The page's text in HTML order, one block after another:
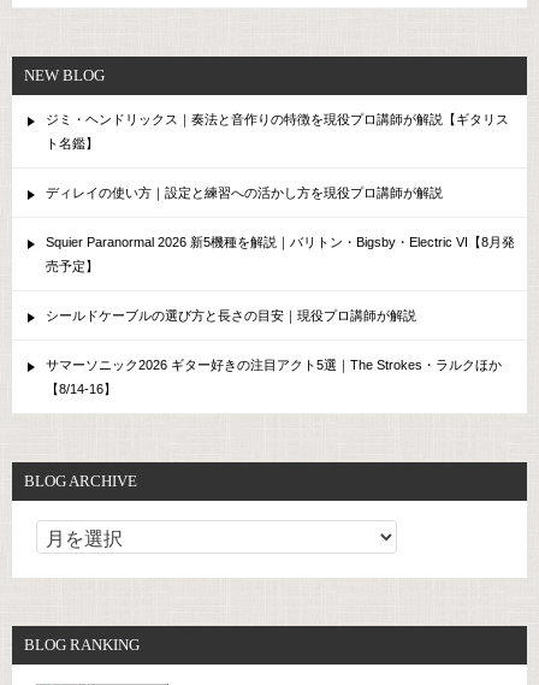
NEW BLOG
ジミ・ヘンドリックス｜奏法と音作りの特徴を現役プロ講師が解説【ギタリス
ト名鑑】
ディレイの使い方｜設定と練習への活かし方を現役プロ講師が解説
Squier Paranormal 2026 新5機種を解説｜バリトン・Bigsby・Electric VI【8月発
売予定】
シールドケーブルの選び方と長さの目安｜現役プロ講師が解説
サマーソニック2026 ギター好きの注目アクト5選｜The Strokes・ラルクほか
【8/14-16】
BLOG ARCHIVE
BLOG RANKING